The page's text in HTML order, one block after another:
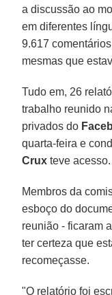
a discussão ao
em diferentes
9.617
mesmas que
Tudo em, 26
trabalho reunido
privados do
quarta-feira e
Crux teve acesso.
Membros da
esboço do
reunião - ficaram
ter certeza que
recomeçasse.
"O relatório foi